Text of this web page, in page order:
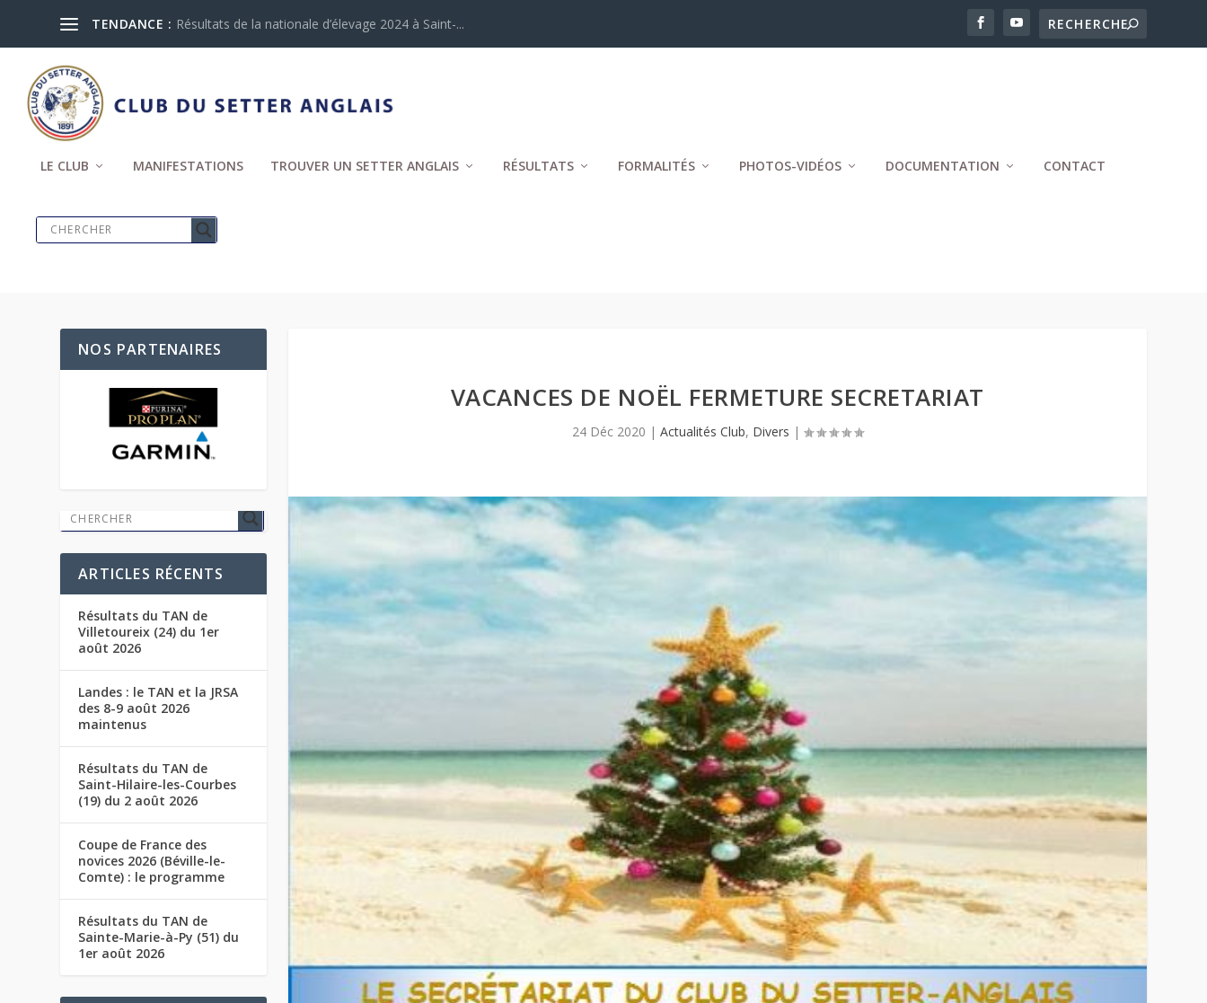
TENDANCE : Résultats de la nationale d’élevage 2024 à Saint-...
LE CLUB MANIFESTATIONS TROUVER UN SETTER ANGLAIS RÉSULTATS FORMALITÉS PHOTOS-VIDÉOS DOCUMENTATION CONTACT
VACANCES DE NOËL FERMETURE SECRETARIAT
24 Déc 2020 | Actualités Club, Divers |
NOS PARTENAIRES
ARTICLES RÉCENTS
Résultats du TAN de
Villetoureix (24) du 1er
août 2026
Landes : le TAN et la JRSA
des 8-9 août 2026
maintenus
Résultats du TAN de
Saint-Hilaire-les-Courbes
(19) du 2 août 2026
Coupe de France des
novices 2026 (Béville-le-
Comte) : le programme
Résultats du TAN de
Sainte-Marie-à-Py (51) du
1er août 2026